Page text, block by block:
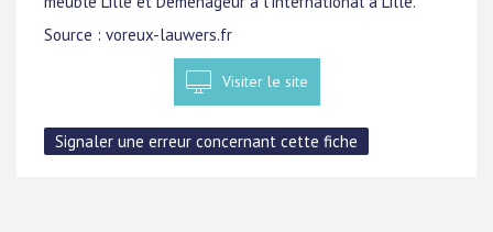
Source : voreux-lauwers.fr
Visiter le site